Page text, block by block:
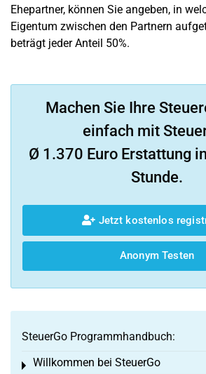
Ehepartner, können Sie angeben, in
Eigentum zwischen den Partnern
beträgt jeder Anteil 50%.
Machen Sie Ihre
einfach mit
Ø 1.370 Euro Erstattung
Stunde.
Jetzt kostenlos
Anonym Testen
SteuerGo Programmhandbuch:
Willkommen bei SteuerGo
Toggle menu